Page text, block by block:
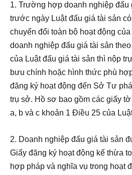
1. Trường hợp doanh nghiệp đấu
trước ngày Luật đấu giá tài sản
chuyển đổi toàn bộ hoạt động
doanh nghiệp đấu giá tài sản
của Luật đấu giá tài sản thì nộp
bưu chính hoặc hình thức phù
đăng ký hoạt động đến Sở Tư
trụ sở. Hồ sơ bao gồm các giấy
a, b và c khoản 1 Điều 25 của
2. Doanh nghiệp đấu giá tài sản
Giấy đăng ký hoạt động kế thừa
hợp pháp và nghĩa vụ trong hoạt